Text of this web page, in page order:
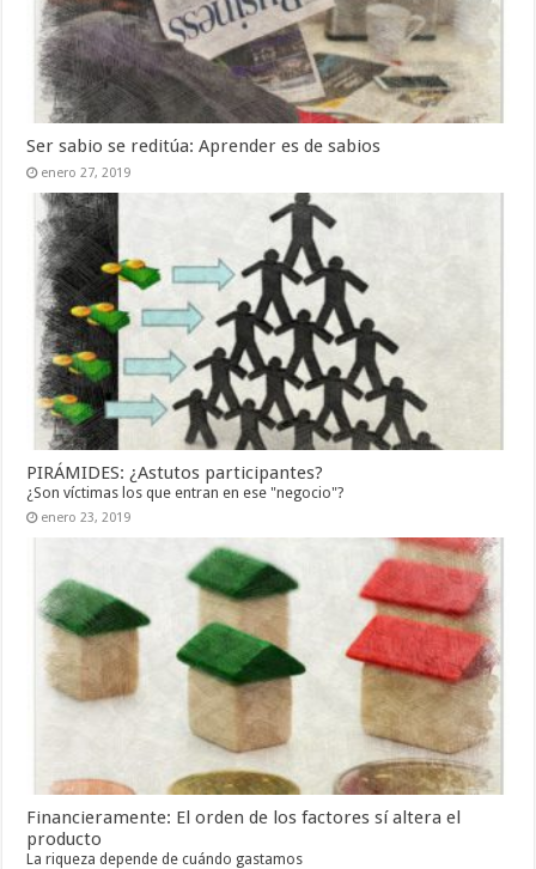
Ser sabio se reditúa: Aprender es de sabios
enero 27, 2019
PIRÁMIDES: ¿Astutos participantes?
¿Son víctimas los que entran en ese "negocio"?
enero 23, 2019
Financieramente: El orden de los factores sí altera el
producto
La riqueza depende de cuándo gastamos